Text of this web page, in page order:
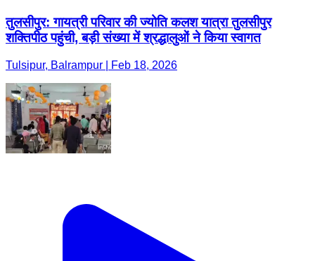
तुलसीपुर: गायत्री परिवार की ज्योति कलश यात्रा तुलसीपुर
शक्तिपीठ पहुंची, बड़ी संख्या में श्रद्धालुओं ने किया स्वागत
Tulsipur, Balrampur | Feb 18, 2026